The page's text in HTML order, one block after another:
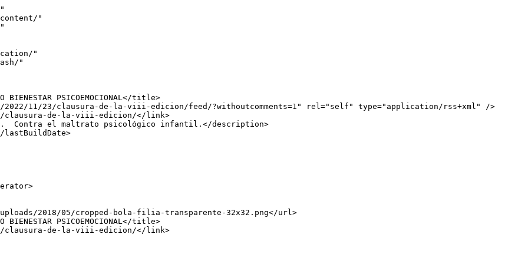
de-la-viii-edicion/">Clausura de la VIII Edición</a> se publicó primero en <a rel="nofollow"